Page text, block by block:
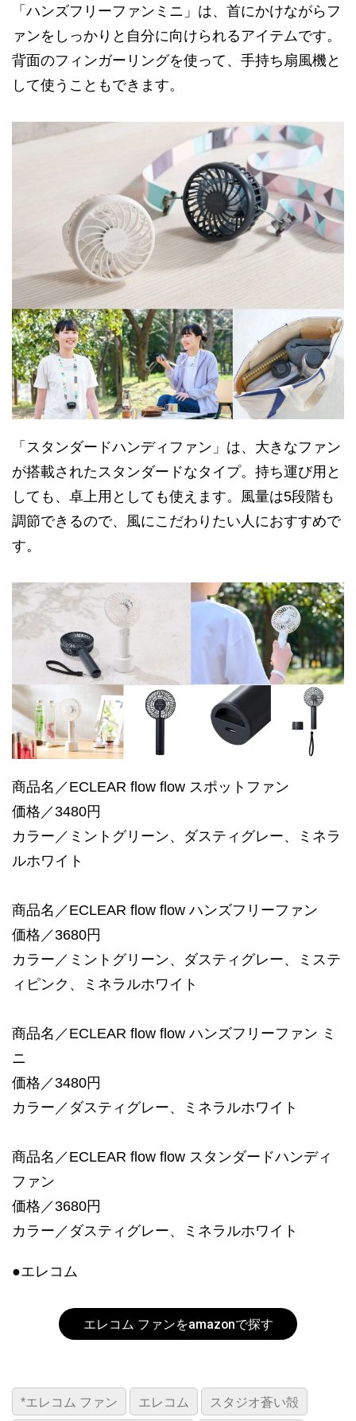
「ハンズフリーファンミニ」は、首にかけながらフ
ァンをしっかりと自分に向けられるアイテムです。
背面のフィンガーリングを使って、手持ち扇風機と
して使うこともできます。
「スタンダードハンディファン」は、大きなファン
が搭載されたスタンダードなタイプ。持ち運び用と
しても、卓上用としても使えます。風量は5段階も
調節できるので、風にこだわりたい人におすすめで
す。
商品名／ECLEAR flow flow スポットファン
価格／3480円
カラー／ミントグリーン、ダスティグレー、ミネラ
ルホワイト
商品名／ECLEAR flow flow ハンズフリーファン
価格／3680円
カラー／ミントグリーン、ダスティグレー、ミステ
ィピンク、ミネラルホワイト
商品名／ECLEAR flow flow ハンズフリーファン ミ
ニ
価格／3480円
カラー／ダスティグレー、ミネラルホワイト
商品名／ECLEAR flow flow スタンダードハンディ
ファン
価格／3680円
カラー／ダスティグレー、ミネラルホワイト
●エレコム
エレコム ファンをamazonで探す
*エレコム ファン エレコム スタジオ蒼い殻